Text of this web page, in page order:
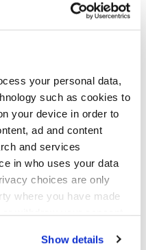
your personal data,
such as cookies to
your device in order to
ad and content
and services
in who uses your data
choices are only
where you have made
withdraw your consent
Show details
к
слове и 21 образе